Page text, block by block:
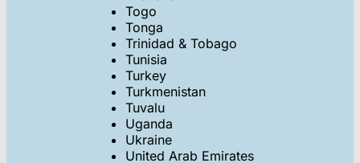
Togo
Tonga
Trinidad & Tobago
Tunisia
Turkey
Turkmenistan
Tuvalu
Uganda
Ukraine
United Arab Emirates